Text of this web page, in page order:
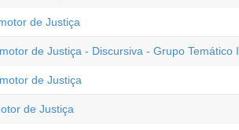
de Justiça
de Justiça - Discursiva - Grupo Temático I
de Justiça
de Justiça